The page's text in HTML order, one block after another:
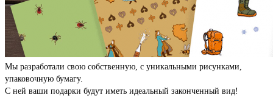
Мы разработали свою собственную, с уникальными рисунками,
упаковочную бумагу.
С ней ваши подарки будут иметь идеальный законченный вид!